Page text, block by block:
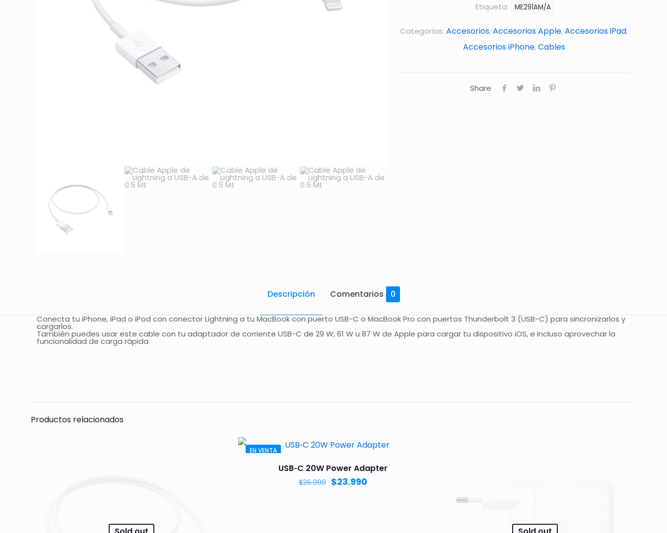
Categorías: Accesorios,Accesorios Apple,Accesorios iPad,
Accesorios iPhone,Cables
Etiqueta: ME291AM/A
Share
Descripción Comentarios 0
Conecta tu iPhone, iPad o iPod con conector Lightning a tu MacBook con puerto USB-C o MacBook Pro con puertos Thunderbolt 3 (USB-C) para sincronizarlos y
cargarlos.
También puedes usar este cable con tu adaptador de corriente USB-C de 29 W, 61 W u 87 W de Apple para cargar tu dispositivo iOS, e incluso aprovechar la
funcionalidad de carga rápida.
Productos relacionados
EN VENTA
USB‑C 20W Power Adapter
$26.990 $23.990